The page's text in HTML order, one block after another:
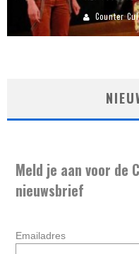
Counter
Meld je aan voor de
nieuwsbrief
Emailadres